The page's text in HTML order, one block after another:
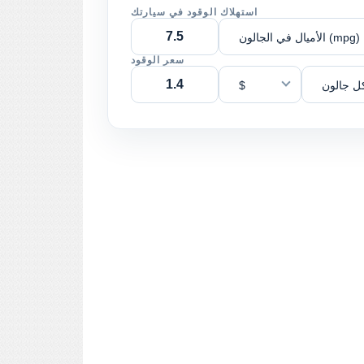
استهلاك الوقود في سيارتك
الأميال في الجالون (mpg)
سعر الوقود
$ جالون